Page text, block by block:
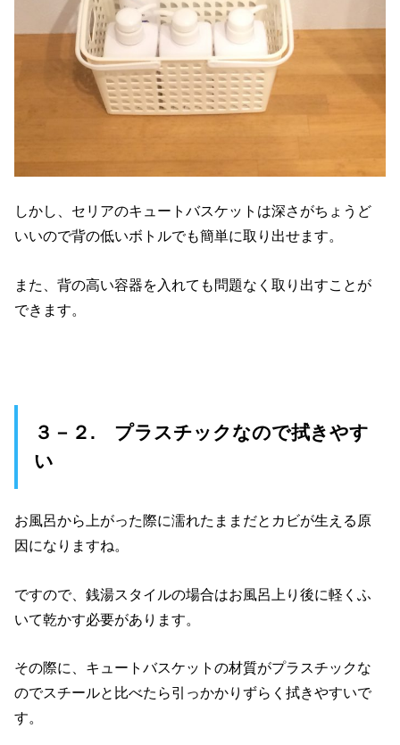
しかし、セリアのキュートバスケットは深さがちょうど
いいので背の低いボトルでも簡単に取り出せます。
また、背の高い容器を入れても問題なく取り出すことが
できます。
３－２. プラスチックなので拭きやす
い
お風呂から上がった際に濡れたままだとカビが生える原
因になりますね。
ですので、銭湯スタイルの場合はお風呂上り後に軽くふ
いて乾かす必要があります。
その際に、キュートバスケットの材質がプラスチックな
のでスチールと比べたら引っかかりずらく拭きやすいで
す。